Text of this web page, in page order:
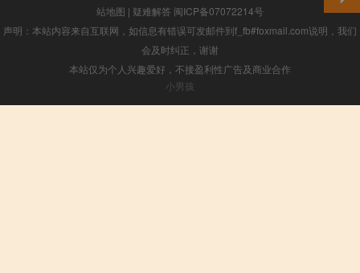
站地图 | 疑难解答 闽ICP备07072214号
声明：本站内容来自互联网，如信息有错误可发邮件到f_fb#foxmail.com说明，我们
会及时纠正，谢谢
本站仅为个人兴趣爱好，不接盈利性广告及商业合作
小男孩